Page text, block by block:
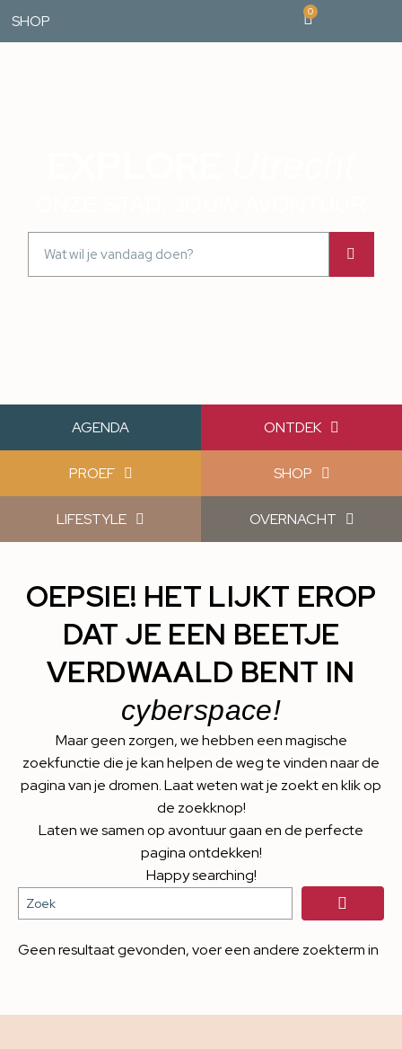
SHOP
0
AGENDA ONTDEK
PROEF SHOP
LIFESTYLE OVERNACHT
OEPSIE! HET LIJKT EROP
DAT JE EEN BEETJE
VERDWAALD BENT IN
cyberspace!
Maar geen zorgen, we hebben een magische
zoekfunctie die je kan helpen de weg te vinden naar de
pagina van je dromen. Laat weten wat je zoekt en klik op
de zoekknop!
Laten we samen op avontuur gaan en de perfecte
pagina ontdekken!
Happy searching!
Geen resultaat gevonden, voer een andere zoekterm in